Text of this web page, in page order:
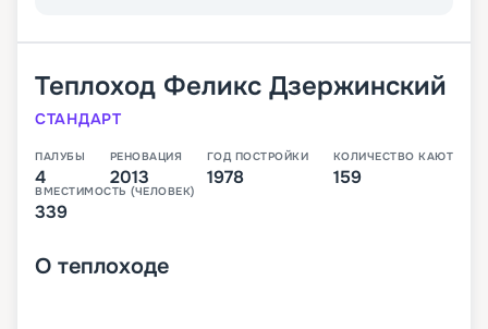
Теплоход Феликс Дзержинский
СТАНДАРТ
ПАЛУБЫ
4
РЕНОВАЦИЯ
2013
ГОД ПОСТРОЙКИ
1978
КОЛИЧЕСТВО КАЮТ
159
ВМЕСТИМОСТЬ (ЧЕЛОВЕК)
339
О теплоходе